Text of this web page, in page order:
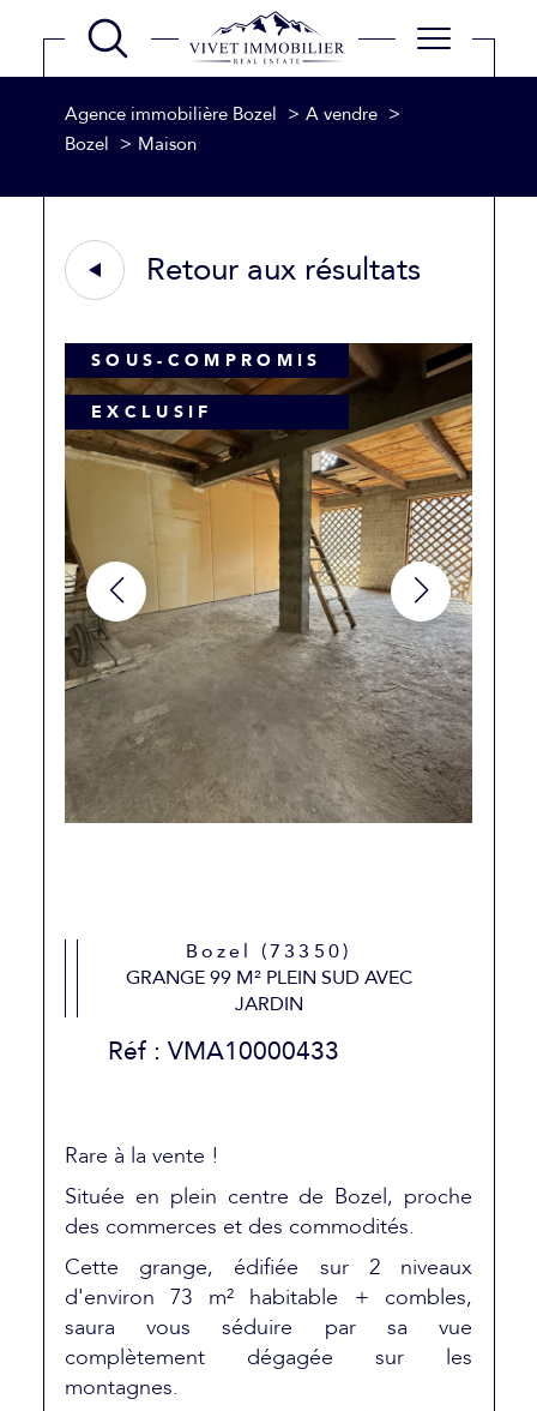
Agence immobilière Bozel
A vendre
Bozel
Maison
Retour aux résultats
SOUS-COMPROMIS
EXCLUSIF
Bozel (73350)
GRANGE 99 M² PLEIN SUD AVEC
JARDIN
Réf : VMA10000433
Rare à la vente !
Située en plein centre de Bozel, proche
des commerces et des commodités.
Cette grange, édifiée sur 2 niveaux
d'environ 73 m² habitable + combles,
saura vous séduire par sa vue
complètement dégagée sur les
montagnes.